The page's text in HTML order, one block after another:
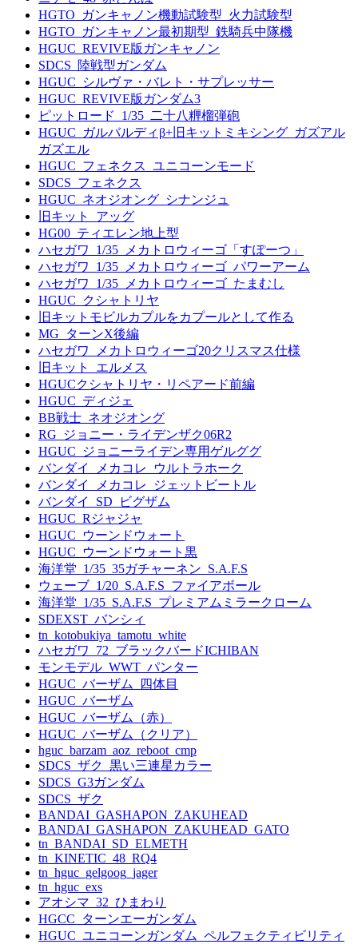
HGTO_ガンキャノン機動試験型_火力試験型
HGTO_ガンキャノン最初期型_鉄騎兵中隊機
HGUC_REVIVE版ガンキャノン
SDCS_陸戦型ガンダム
HGUC_シルヴァ・バレト・サプレッサー
HGUC_REVIVE版ガンダム3
ピットロード_1/35_二十八糎榴弾砲
HGUC_ガルバルディβ+旧キットミキシング_ガズアル
ガズエル
HGUC_フェネクス_ユニコーンモード
SDCS_フェネクス
HGUC_ネオジオング_シナンジュ
旧キット_アッグ
HG00_ティエレン地上型
ハセガワ_1/35_メカトロウィーゴ「すぽーつ」
ハセガワ_1/35_メカトロウィーゴ_パワーアーム
ハセガワ_1/35_メカトロウィーゴ_たまむし
HGUC_クシャトリヤ
旧キットモビルカプルをカプールとして作る
MG_ターンX後編
ハセガワ_メカトロウィーゴ20クリスマス仕様
旧キット_エルメス
HGUCクシャトリヤ・リペアード前編
HGUC_ディジェ
BB戦士_ネオジオング
RG_ジョニー・ライデンザク06R2
HGUC_ジョニーライデン専用ゲルググ
バンダイ_メカコレ_ウルトラホーク
バンダイ_メカコレ_ジェットビートル
バンダイ_SD_ビグザム
HGUC_Rジャジャ
HGUC_ウーンドウォート
HGUC_ウーンドウォート黒
海洋堂_1/35_35ガチャーネン_S.A.F.S
ウェーブ_1/20_S.A.F.S_ファイアボール
海洋堂_1/35_S.A.F.S_プレミアムミラークローム
SDEXST_バンシィ
tn_kotobukiya_tamotu_white
ハセガワ_72_ブラックバードICHIBAN
モンモデル_WWT_パンター
HGUC_バーザム_四体目
HGUC_バーザム
HGUC_バーザム（赤）
HGUC_バーザム（クリア）
hguc_barzam_aoz_reboot_cmp
SDCS_ザク_黒い三連星カラー
SDCS_G3ガンダム
SDCS_ザク
BANDAI_GASHAPON_ZAKUHEAD
BANDAI_GASHAPON_ZAKUHEAD_GATO
tn_BANDAI_SD_ELMETH
tn_KINETIC_48_RQ4
tn_hguc_gelgoog_jager
tn_hguc_exs
アオシマ_32_ひまわり
HGCC_ターンエーガンダム
HGUC_ユニコーンガンダム_ペルフェクティビリティ